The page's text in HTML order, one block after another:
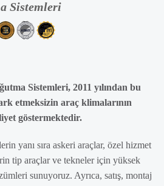
Sistemleri, 2011 yılından bu
etmeksizin araç klimalarının
göstermektedir.
yanı sıra askeri araçlar, özel hizmet
tip araçlar ve tekneler için yüksek
sunuyoruz. Ayrıca, satış, montaj